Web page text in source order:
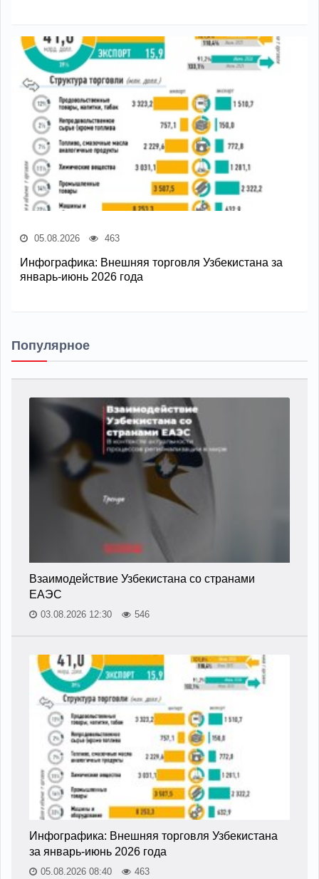
05.08.2026 463
Инфографика: Внешняя торговля Узбекистана за
январь-июнь 2026 года
Популярное
Взаимодействие Узбекистана со странами
ЕАЭС
03.08.2026 12:30 546
Инфографика: Внешняя торговля Узбекистана
за январь-июнь 2026 года
05.08.2026 08:40 463